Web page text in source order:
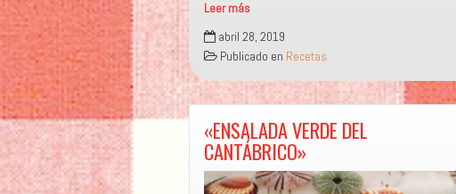
Leer más
«MARGARITA
DE
EMPANADILLAS»
abril 28, 2019
Publicado en Recetas
«ENSALADA VERDE DEL
CANTÁBRICO»